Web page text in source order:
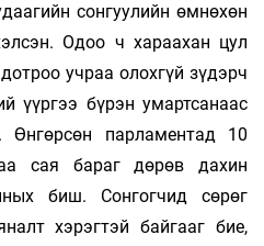
сонгуулийн өмнөхөн
Одоо ч хараахан цул
учраа олохгүй зүдэрч
үүргээ бүрэн умартсанаас
Өнгөрсөн парламентад 10
сая бараг дөрөв дахин
биш. Сонгогчид сөрөг
хэрэгтэй байгааг бие,